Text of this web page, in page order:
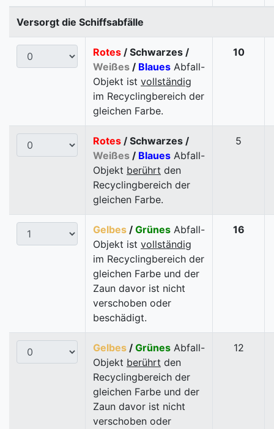
Versorgt die Schiffsabfälle
Rotes / Schwarzes /
Weißes / Blaues Abfall-
Objekt ist vollständig
im Recyclingbereich der
gleichen Farbe.
10
Rotes / Schwarzes /
Weißes / Blaues Abfall-
Objekt berührt den
Recyclingbereich der
gleichen Farbe.
5
Gelbes / Grünes Abfall-
Objekt ist vollständig
im Recyclingbereich der
gleichen Farbe und der
Zaun davor ist nicht
verschoben oder
beschädigt.
16
Gelbes / Grünes Abfall-
Objekt berührt den
Recyclingbereich der
gleichen Farbe und der
Zaun davor ist nicht
verschoben oder
12